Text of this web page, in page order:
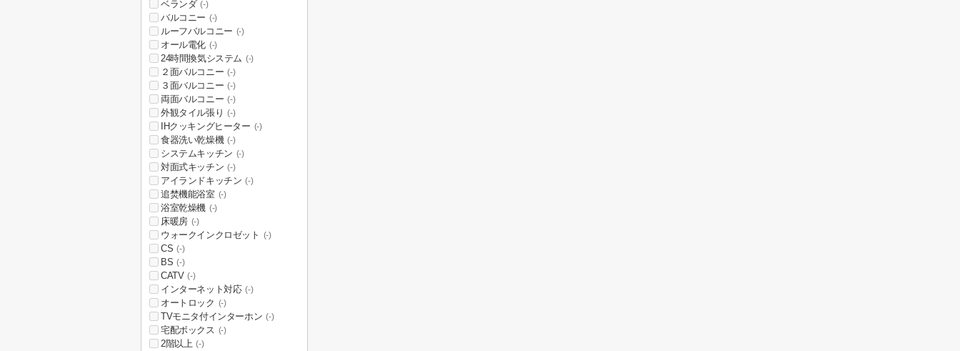
ベランダ (-)
バルコニー (-)
ルーフバルコニー (-)
オール電化 (-)
24時間換気システム (-)
２面バルコニー (-)
３面バルコニー (-)
両面バルコニー (-)
外観タイル張り (-)
IHクッキングヒーター (-)
食器洗い乾燥機 (-)
システムキッチン (-)
対面式キッチン (-)
アイランドキッチン (-)
追焚機能浴室 (-)
浴室乾燥機 (-)
床暖房 (-)
ウォークインクロゼット (-)
CS (-)
BS (-)
CATV (-)
インターネット対応 (-)
オートロック (-)
TVモニタ付インターホン (-)
宅配ボックス (-)
2階以上 (-)